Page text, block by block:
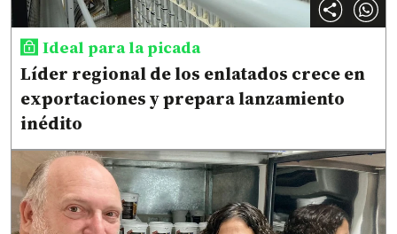
Ideal para la picada
Líder regional de los enlatados crece en
exportaciones y prepara lanzamiento
inédito